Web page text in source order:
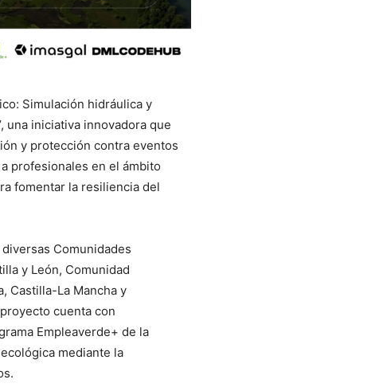
Simulación hidráulica y
una iniciativa innovadora que
y protección contra eventos
profesionales en el ámbito
fomentar la resiliencia del
Comunidades
y León, Comunidad
Castilla-La Mancha y
cuenta con
Empleaverde+ de la
mediante la